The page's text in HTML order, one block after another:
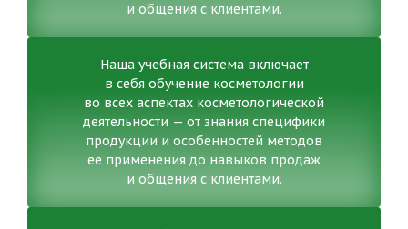
и общения с клиентами.
Наша учебная система включает
в себя обучение косметологии
во всех аспектах косметологической
деятельности — от знания специфики
продукции и особенностей методов
ее применения до навыков продаж
и общения с клиентами.